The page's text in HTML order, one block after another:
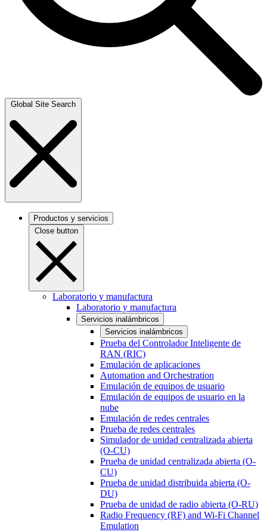
Global Site Search
Productos y servicios
Close button
Laboratorio y manufactura
Laboratorio y manufactura
Servicios inalámbricos
Servicios inalámbricos
Prueba del Controlador Inteligente de
RAN (RIC)
Emulación de aplicaciones
Automation and Orchestration
Emulación de equipos de usuario
Emulación de equipos de usuario en la
nube
Emulación de redes centrales
Prueba de redes centrales
Simulador de unidad centralizada abierta
(O-CU)
Prueba de unidad centralizada abierta (O-
CU)
Prueba de unidad distribuida abierta (O-
DU)
Prueba de unidad de radio abierta (O-RU)
Radio Frequency (RF) and Wi-Fi Channel
Emulation